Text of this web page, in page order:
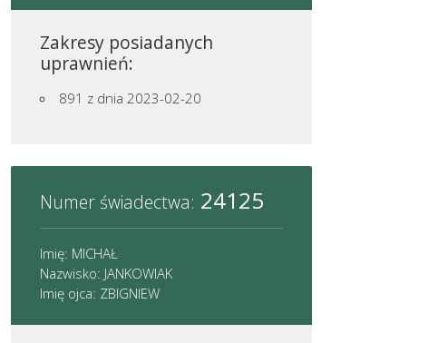
Zakresy posiadanych
uprawnień:
891 z dnia 2023-02-20
Numer świadectwa: 24125
Imię: MICHAŁ
Nazwisko: JANKOWIAK
Imię ojca: ZBIGNIEW